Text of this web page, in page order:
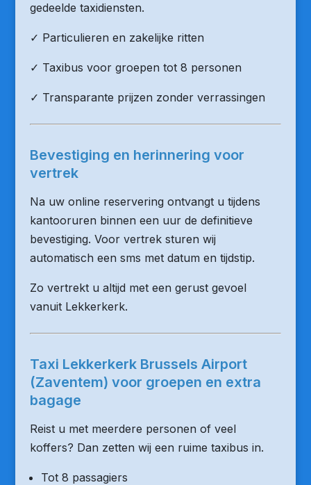
gedeelde taxidiensten.
✓ Particulieren en zakelijke ritten
✓ Taxibus voor groepen tot 8 personen
✓ Transparante prijzen zonder verrassingen
Bevestiging en herinnering voor
vertrek
Na uw online reservering ontvangt u tijdens
kantooruren binnen een uur de definitieve
bevestiging. Voor vertrek sturen wij
automatisch een sms met datum en tijdstip.
Zo vertrekt u altijd met een gerust gevoel
vanuit Lekkerkerk.
Taxi Lekkerkerk Brussels Airport
(Zaventem) voor groepen en extra
bagage
Reist u met meerdere personen of veel
koffers? Dan zetten wij een ruime taxibus in.
Tot 8 passagiers